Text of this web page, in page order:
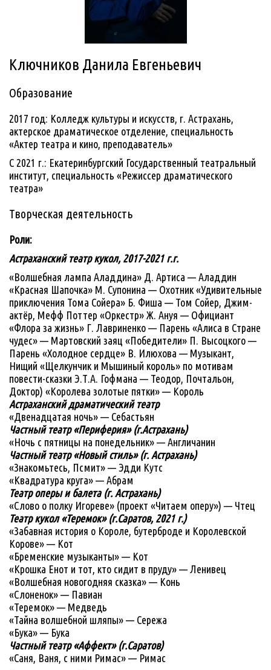
Ключников Данила Евгеньевич
Образование
2017 год: Колледж культуры и искусств, г. Астрахань,
актерское драматическое отделение, специальность
«Актер театра и кино, преподаватель»
С 2021 г.: Екатеринбургский Государственный театральный
институт, специальность «Режиссер драматического
театра»
Творческая деятельность
Роли:
Астраханский театр кукол, 2017-2021 г.г.
«Волшебная лампа Аладдина» Д. Артиса — Аладдин
«Красная Шапочка» М. Супонина — Охотник «Удивительные
приключения Тома Сойера» Б. Фиша — Том Сойер, Джим-
актёр, Мефф Поттер «Оркестр» Ж. Ануя — Официант
«Флора за жизнь» Г. Лавриненко — Парень «Алиса в Стране
чудес» — Мартовский заяц «Победители» П. Высоцкого —
Парень «Холодное сердце» В. Илюхова — Музыкант,
Нищий «Щелкунчик и Мышиный король» по мотивам
повести-сказки Э.Т.А. Гофмана — Теодор, Почтальон,
Доктор) «Королева золотые пятки» — Король
Астраханский драматический театр
«Двенадцатая ночь» — Себастьян
Частный театр «Периферия» (г.Астрахань)
«Ночь с пятницы на понедельник» — Англичанин
Частный театр «Новый стиль» (г. Астрахань)
«Знакомьтесь, Псмит» — Эдди Кутс
«Квадратура круга» — Абрам
Театр оперы и балета (г. Астрахань)
«Слово о полку Игореве» (проект «Читаем оперу») — Чтец
Театр кукол «Теремок» (г.Саратов, 2021 г.)
«Забавная история о Короле, бутерброде и Королевской
Корове» — Кот
«Бременские музыканты» — Кот
«Крошка Енот и тот, кто сидит в пруду» — Ленивец
«Волшебная новогодняя сказка» — Конь
«Слоненок» — Павиан
«Теремок» — Медведь
«Тайна волшебной шляпы» — Сережа
«Бука» — Бука
Частный театр «Аффект» (г.Саратов)
«Саня, Ваня, с ними Римас» — Римас